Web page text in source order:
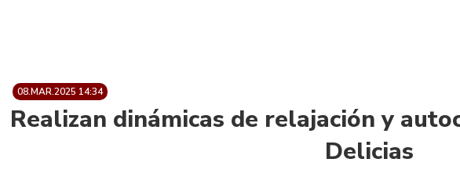
08.MAR.2025 14:34
Realizan dinámicas de relajación y
Delicias